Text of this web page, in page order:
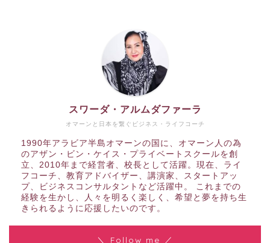
オマーンと日本を繋ぐビジネス・ライフコーチ
スワーダ・アルムダファーラ
1990年アラビア半島オマーンの国に、オマーン人の為
のアザン・ビン・ケイス・プライベートスクールを創
立、2010年まで経営者、校長として活躍。現在、ライ
フコーチ、教育アドバイザー、講演家、スタートアッ
プ、ビジネスコンサルタントなど活躍中。 これまでの
経験を生かし、人々を明るく楽しく、希望と夢を持ち生
きられるように応援したいのです。
＼ Follow me ／